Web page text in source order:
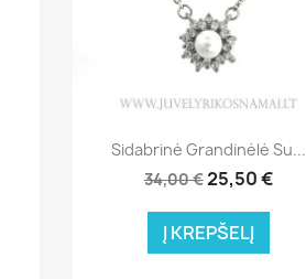
Greita peržiūra
Sidabrinė Grandinėlė Su...
34,00 €25,50 €
Į KREPŠELĮ